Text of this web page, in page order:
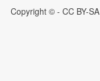
Copyright © - CC BY-SA